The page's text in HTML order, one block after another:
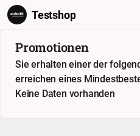
Testshop
Promotionen
Sie erhalten einer der
erreichen eines
Keine Daten vorhanden